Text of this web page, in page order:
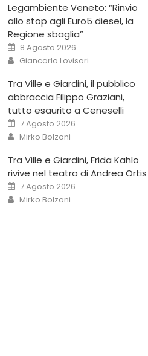
Legambiente Veneto: “Rinvio
allo stop agli Euro5 diesel, la
Regione sbaglia”
8 Agosto 2026
Giancarlo Lovisari
Tra Ville e Giardini, il pubblico
abbraccia Filippo Graziani,
tutto esaurito a Ceneselli
7 Agosto 2026
Mirko Bolzoni
Tra Ville e Giardini, Frida Kahlo
rivive nel teatro di Andrea Ortis
7 Agosto 2026
Mirko Bolzoni